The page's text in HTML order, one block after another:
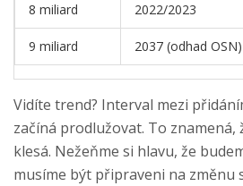
8 miliard 2022/2023
9 miliard 2037 (odhad OSN)
Vidíte trend? Interval mezi
začíná prodlužovat. To
klesá. Nežeňme si hlavu, že
musíme být připraveni na